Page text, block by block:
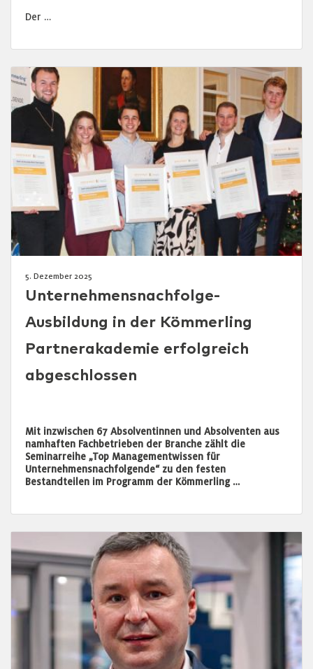
Der …
5. Dezember 2025
Unternehmensnachfolge-
Ausbildung in der Kömmerling
Partnerakademie erfolgreich
abgeschlossen
Mit inzwischen 67 Absolventinnen und Absolventen aus
namhaften Fachbetrieben der Branche zählt die
Seminarreihe „Top Managementwissen für
Unternehmensnachfolgende“ zu den festen
Bestandteilen im Programm der Kömmerling …